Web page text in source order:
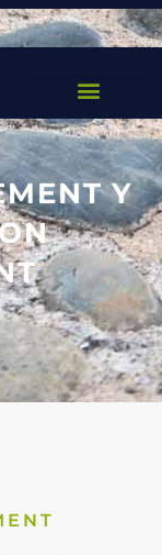
Català Español
Y